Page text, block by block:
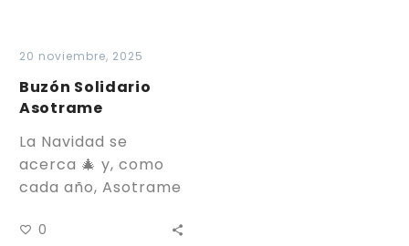
20 noviembre, 2025
Buzón Solidario
Asotrame
La Navidad se
acerca 🎄 y, como
cada año, Asotrame
“Luces de Colores”,
0